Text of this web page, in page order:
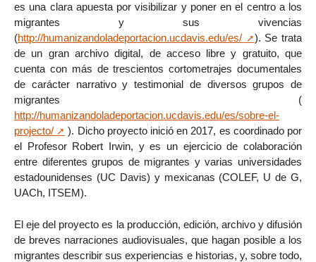
es una clara apuesta por visibilizar y poner en el centro a los
migrantes y sus vivencias
(http://humanizandoladeportacion.ucdavis.edu/es/
). Se trata
de un gran archivo digital, de acceso libre y gratuito, que
cuenta con más de trescientos cortometrajes documentales
de carácter narrativo y testimonial de diversos grupos de
migrantes (
http://humanizandoladeportacion.ucdavis.edu/es/sobre-el-
projecto/
). Dicho proyecto inició en 2017, es coordinado por
el Profesor Robert Irwin, y es un ejercicio de colaboración
entre diferentes grupos de migrantes y varias universidades
estadounidenses (UC Davis) y mexicanas (COLEF, U de G,
UACh, ITSEM).
El eje del proyecto es la producción, edición, archivo y difusión
de breves narraciones audiovisuales, que hagan posible a los
migrantes describir sus experiencias e historias, y, sobre todo,